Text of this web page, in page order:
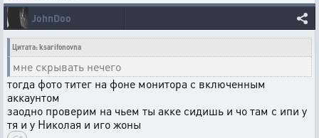
JohnDoo
Цитата: ksarifonovna
мне скрывать нечего
тогда фото титег на фоне монитора с включенным
аккаунтом
заодно проверим на чьем ты акке сидишь и чо там с ипи у
тя и у Николая и иго жоны